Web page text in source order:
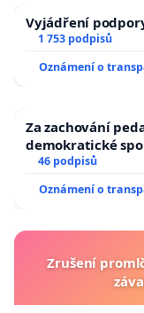
Vyjádření
1 753 podpisů
Oznámení o
Za zachování
demokratické
46 podpisů
Oznámení o
Zrušení